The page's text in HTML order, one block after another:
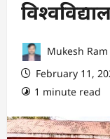
Mukesh
February 11,
1 minute read